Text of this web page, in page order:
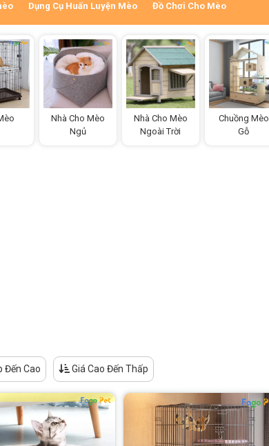
Dụng Cụ Huấn Luyện Mèo Đồ Chơi Cho Mèo
Nhà Cho Mèo
Ngủ
Nhà Cho Mèo
Ngoài Trời
Chuồng Mèo
Gỗ
Đến Cao Giá Cao Đến Thấp